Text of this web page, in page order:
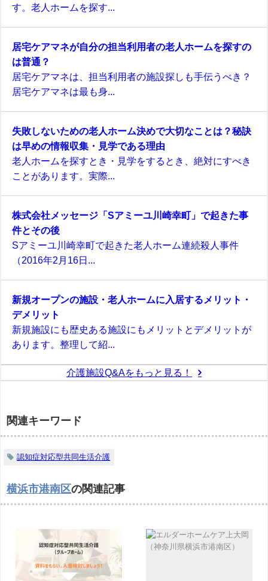
す。老人ホームを探す...
居宅ケアマネが自分の担当利用者の老人ホームを探すの
は普通？
居宅ケアマネは、担当利用者の施設探しも手伝うべき？
居宅ケアマネは最も身...
失敗しないための老人ホーム決めで大切なことは？秘訣
は早めの情報収集・見学である理由
老人ホームを探すとき・見学をするとき、絶対にすべき
ことがあります。実際...
株式会社メッセージ「Sアミーユ川崎幸町」で起きた事
件とその後
Sアミーユ川崎幸町で起きた老人ホーム連続殺人事件
（2016年2月16日...
新規オープンの施設・老人ホームに入居するメリット・
デメリット
新規施設にも歴史ある施設にもメリットとデメリットが
あります。整理して紹...
介護施設Q&Aをもっと見る！
関連キーワード
認知症対応型共同生活介護
横浜市港南区の関連記事